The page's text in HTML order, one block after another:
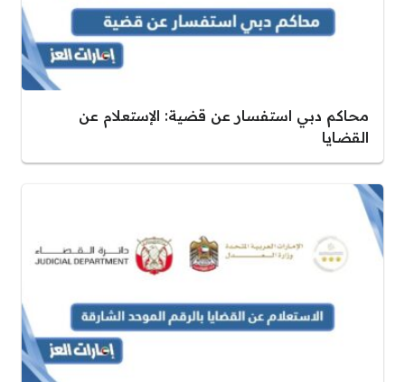
محاكم دبي استفسار عن قضية: الإستعلام عن
القضايا